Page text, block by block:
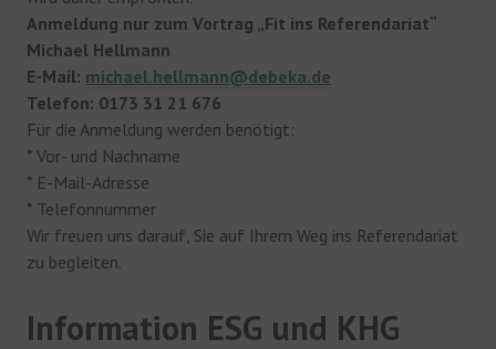
Anmeldung nur zum Vortrag „Fit ins Referendariat“
Michael Hellmann
E-Mail: michael.hellmann@debeka.de
Telefon: 0173 31 21 676
Für die Anmeldung werden benötigt:
* Vor- und Nachname
* E-Mail-Adresse
* Telefonnummer
Wir freuen uns darauf, Sie auf Ihrem Weg ins Referendariat
zu begleiten.
Information ESG und KHG